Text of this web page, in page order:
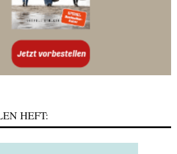
HEFT: